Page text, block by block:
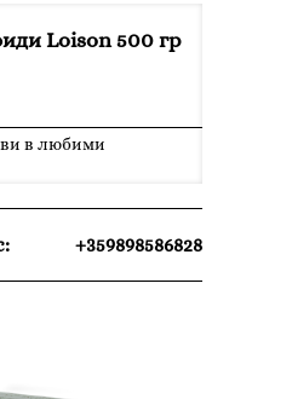
Loison 500 гр
в любими
+359898586828